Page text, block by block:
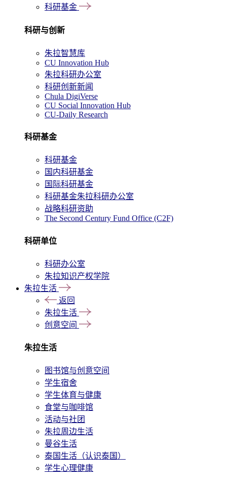
科研基金
科研与创新
朱拉智慧库
CU Innovation Hub
朱拉科研办公室
科研创新新闻
Chula DigiVerse
CU Social Innovation Hub
CU-Daily Research
科研基金
科研基金
国内科研基金
国际科研基金
科研基金朱拉科研办公室
战略科研资助
The Second Century Fund Office (C2F)
科研单位
科研办公室
朱拉知识产权学院
朱拉生活
返回
朱拉生活
创意空间
朱拉生活
图书馆与创意空间
学生宿舍
学生体育与健康
食堂与咖啡馆
活动与社团
朱拉周边生活
曼谷生活
泰国生活（认识泰国）
学生心理健康